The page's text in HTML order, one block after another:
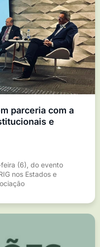
parceria com a
e
(6), do evento
nos Estados e